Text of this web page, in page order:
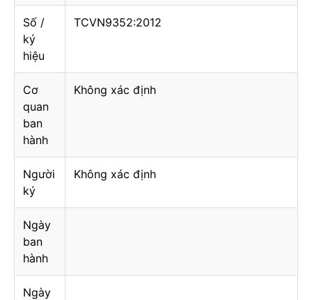
Số /
ký
hiệu
TCVN9352:2012
Cơ
quan
ban
hành
Không xác định
Người
ký
Không xác định
Ngày
ban
hành
Ngày